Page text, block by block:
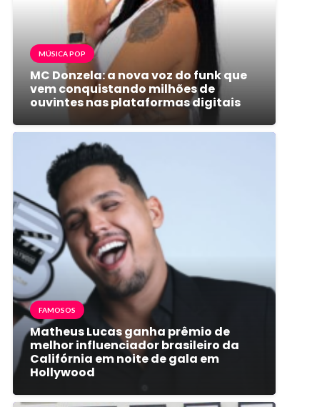
MÚSICA POP
MC Donzela: a nova voz do funk que
vem conquistando milhões de
ouvintes nas plataformas digitais
FAMOSOS
Matheus Lucas ganha prêmio de
melhor influenciador brasileiro da
Califórnia em noite de gala em
Hollywood